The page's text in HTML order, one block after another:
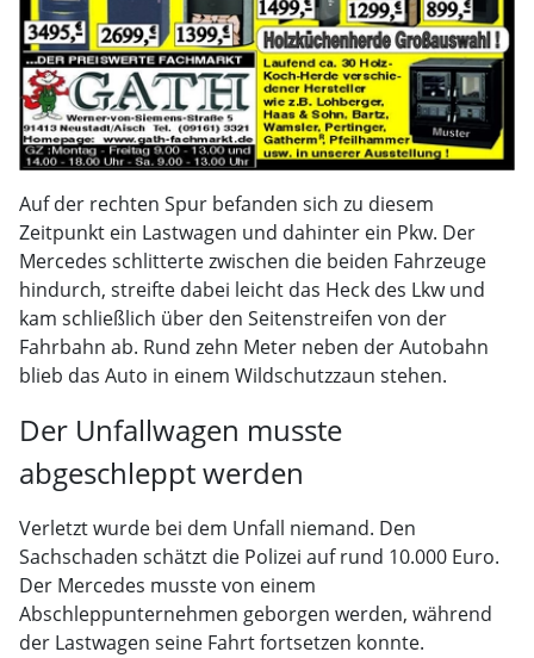
Auf der rechten Spur befanden sich zu diesem
Zeitpunkt ein Lastwagen und dahinter ein Pkw. Der
Mercedes schlitterte zwischen die beiden Fahrzeuge
hindurch, streifte dabei leicht das Heck des Lkw und
kam schließlich über den Seitenstreifen von der
Fahrbahn ab. Rund zehn Meter neben der Autobahn
blieb das Auto in einem Wildschutzzaun stehen.
Der Unfallwagen musste
abgeschleppt werden
Verletzt wurde bei dem Unfall niemand. Den
Sachschaden schätzt die Polizei auf rund 10.000 Euro.
Der Mercedes musste von einem
Abschleppunternehmen geborgen werden, während
der Lastwagen seine Fahrt fortsetzen konnte.